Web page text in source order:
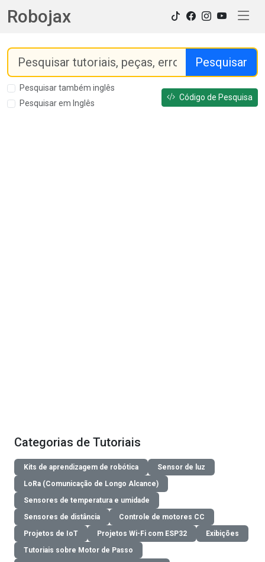
Robojax
Pesquisar
Pesquisar também inglês
Pesquisar em Inglês
Código de Pesquisa
Categorias de Tutoriais
Kits de aprendizagem de robótica
Sensor de luz
LoRa (Comunicação de Longo Alcance)
Sensores de temperatura e umidade
Sensores de distância
Controle de motores CC
Projetos de IoT
Projetos Wi-Fi com ESP32
Exibições
Tutoriais sobre Motor de Passo